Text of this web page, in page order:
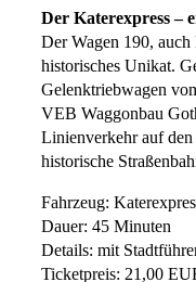
Der Katerexpress –
Der Wagen 190, auch
historisches Unikat.
Gelenktriebwagen
VEB Waggonbau
Linienverkehr auf
historische
Fahrzeug:
Dauer: 45 Minuten
Details: mit
Ticketpreis: 21,00